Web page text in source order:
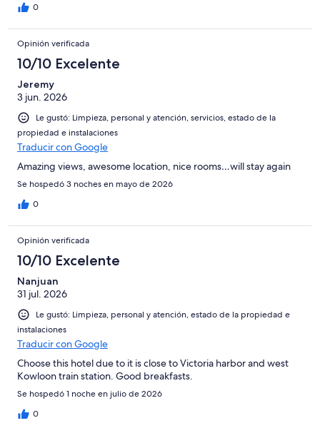
0
Opinión verificada
10/10 Excelente
Jeremy
3 jun. 2026
Le gustó: Limpieza, personal y atención, servicios, estado de la
propiedad e instalaciones
Traducir con Google
Amazing views, awesome location, nice rooms…will stay again
Se hospedó 3 noches en mayo de 2026
0
Opinión verificada
10/10 Excelente
Nanjuan
31 jul. 2026
Le gustó: Limpieza, personal y atención, estado de la propiedad e
instalaciones
Traducir con Google
Choose this hotel due to it is close to Victoria harbor and west
Kowloon train station. Good breakfasts.
Se hospedó 1 noche en julio de 2026
0